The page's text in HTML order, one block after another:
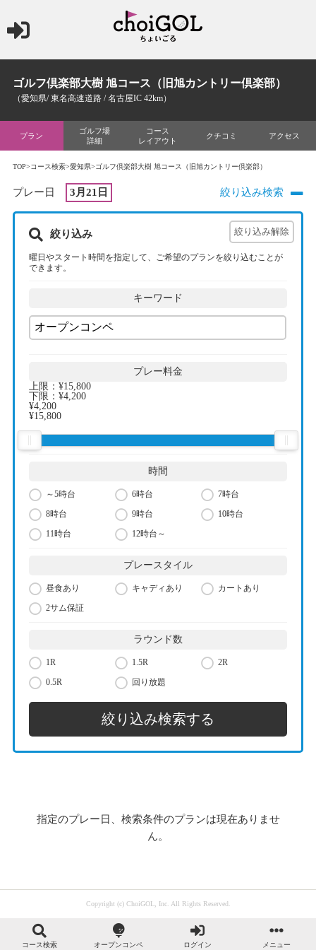
ゴルフ倶楽部大樹 旭コース（旧旭カントリー倶楽部）
（愛知県/ 東名高速道路 / 名古屋IC 42km）
プラン
ゴルフ場
詳細
コース
レイアウト
クチコミ アクセス
TOP>コース検索>愛知県>ゴルフ倶楽部大樹 旭コース（旧旭カントリー倶楽部）
プレー日 3月21日 絞り込み検索
絞り込み
曜日やスタート時間を指定して、ご希望のプランを絞り込むことが
できます。
キーワード
プレー料金
上限： ¥15,800
下限： ¥4,200
¥4,200
¥15,800
時間
～5時台 6時台
7時台
8時台
9時台
10時台
11時台
12時台～
プレースタイル
昼食あり キャディあり
カートあり
2サム保証
ラウンド数
1R 1.5R
2R
0.5R
回り放題
指定のプレー日、検索条件のプランは現在ありませ
ん。
Copyright (c) ChoiGOL, Inc. All Rights Reserved.
コース検索 オープンコンペ ログイン メニュー